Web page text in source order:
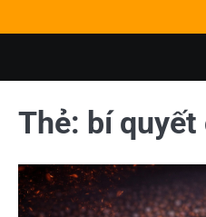
to
Thẻ: bí